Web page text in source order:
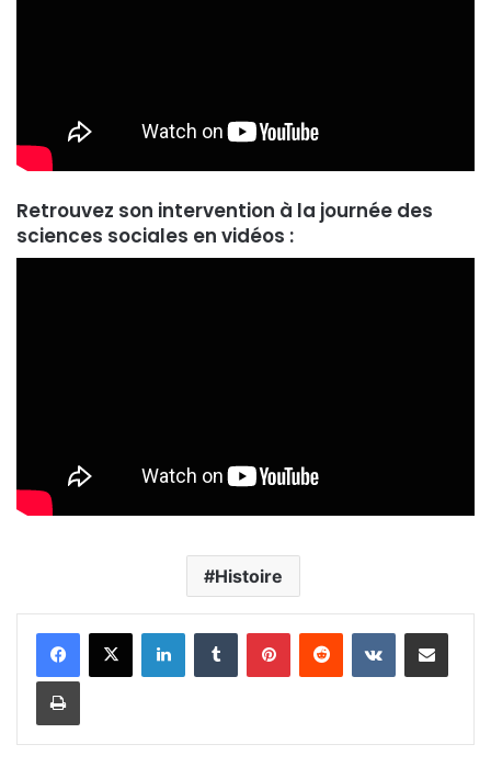
Retrouvez son intervention à la journée des
sciences sociales en vidéos :
Histoire